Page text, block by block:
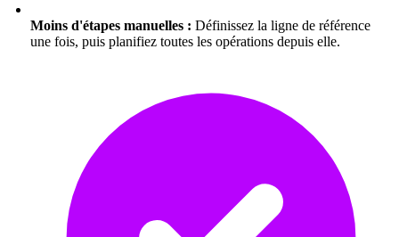
Moins d'étapes manuelles : Définissez la ligne de référence
une fois, puis planifiez toutes les opérations depuis elle.